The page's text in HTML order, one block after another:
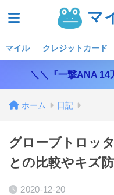
マ
マイル クレジットカード
＼＼『一撃ANA 14
ホーム 日記
グローブトロッ
との比較やキズ
2020-12-20